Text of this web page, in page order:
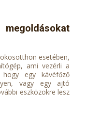
esetében,
ami vezérli a
egy kávéfőző
vagy egy ajtó
eszközökre lesz